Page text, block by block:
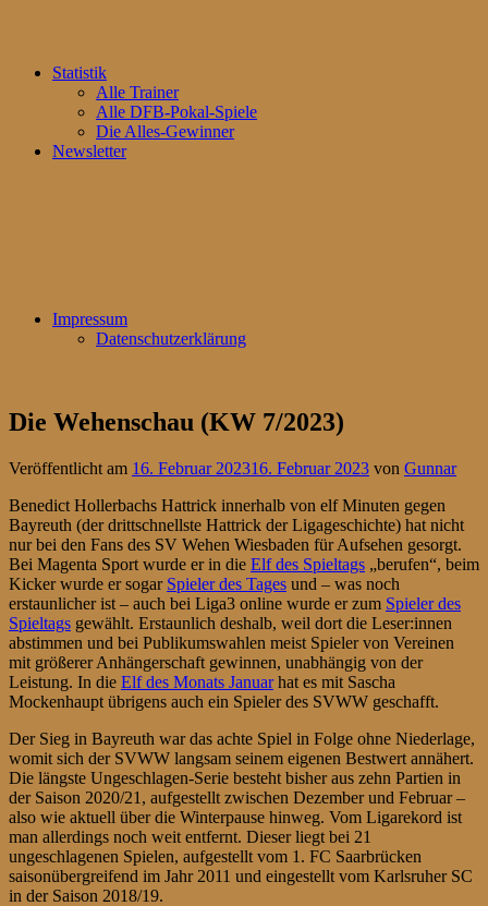
Statistik
Alle Trainer
Alle DFB-Pokal-Spiele
Die Alles-Gewinner
Newsletter
Impressum
Datenschutzerklärung
Die Wehenschau (KW 7/2023)
Veröffentlicht am 16. Februar 202316. Februar 2023 von Gunnar
Benedict Hollerbachs Hattrick innerhalb von elf Minuten gegen
Bayreuth (der drittschnellste Hattrick der Ligageschichte) hat nicht
nur bei den Fans des SV Wehen Wiesbaden für Aufsehen gesorgt.
Bei Magenta Sport wurde er in die Elf des Spieltags „berufen“, beim
Kicker wurde er sogar Spieler des Tages und – was noch
erstaunlicher ist – auch bei Liga3 online wurde er zum Spieler des
Spieltags gewählt. Erstaunlich deshalb, weil dort die Leser:innen
abstimmen und bei Publikumswahlen meist Spieler von Vereinen
mit größerer Anhängerschaft gewinnen, unabhängig von der
Leistung. In die Elf des Monats Januarhat es mit Sascha
Mockenhaupt übrigens auch ein Spieler des SVWW geschafft.
Der Sieg in Bayreuth war das achte Spiel in Folge ohne Niederlage,
womit sich der SVWW langsam seinem eigenen Bestwert annähert.
Die längste Ungeschlagen-Serie besteht bisher aus zehn Partien in
der Saison 2020/21, aufgestellt zwischen Dezember und Februar –
also wie aktuell über die Winterpause hinweg. Vom Ligarekord ist
man allerdings noch weit entfernt. Dieser liegt bei 21
ungeschlagenen Spielen, aufgestellt vom 1. FC Saarbrücken
saisonübergreifend im Jahr 2011 und eingestellt vom Karlsruher SC
in der Saison 2018/19.